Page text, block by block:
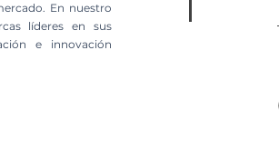
En nuestro
líderes en sus
e innovación